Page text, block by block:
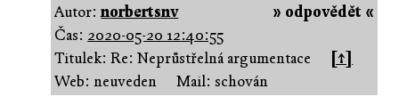
» odpovědět «
Autor:norbertsnv
Čas: 2020-05-20 12:40:55
Titulek: Re: Neprůstřelná argumentace
[↑]
Web: neuveden
Mail: schován